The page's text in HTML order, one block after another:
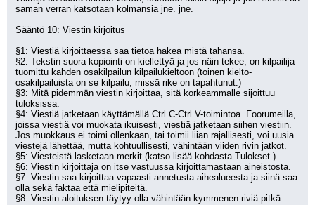
saman verran katsotaan kolmansia jne. jne.
Sääntö 10: Viestin kirjoitus
§1: Viestiä kirjoittaessa saa tietoa hakea mistä tahansa.
§2: Tekstin suora kopiointi on kiellettyä ja jos näin tekee, on kilpailija
tuomittu kahden osakilpailun kilpailukieltoon (toinen kielto-
osakilpailuista on se kilpailu, missä rike on tapahtunut.)
§3: Mitä pidemmän viestin kirjoittaa, sitä korkeammalle sijoittuu
tuloksissa.
§4: Viestiä jatketaan käyttämällä Ctrl C-Ctrl V-toimintoa. Foorumeilla,
joissa viestiä voi muokata ikuisesti, viestiä jatketaan siihen viestiin.
Jos muokkaus ei toimi ollenkaan, tai toimii liian rajallisesti, voi uusia
viestejä lähettää, mutta kohtuullisesti, vähintään viiden rivin jatkot.
§5: Viesteistä lasketaan merkit (katso lisää kohdasta Tulokset.)
§6: Viestin kirjoittaja on itse vastuussa kirjoittamastaan aineistosta.
§7: Viestin saa kirjoittaa vapaasti annetusta aihealueesta ja siinä saa
olla sekä faktaa että mielipiteitä.
§8: Viestin aloituksen täytyy olla vähintään kymmenen riviä pitkä.